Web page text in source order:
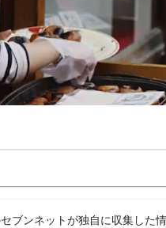
ブンネットが独自に収集し